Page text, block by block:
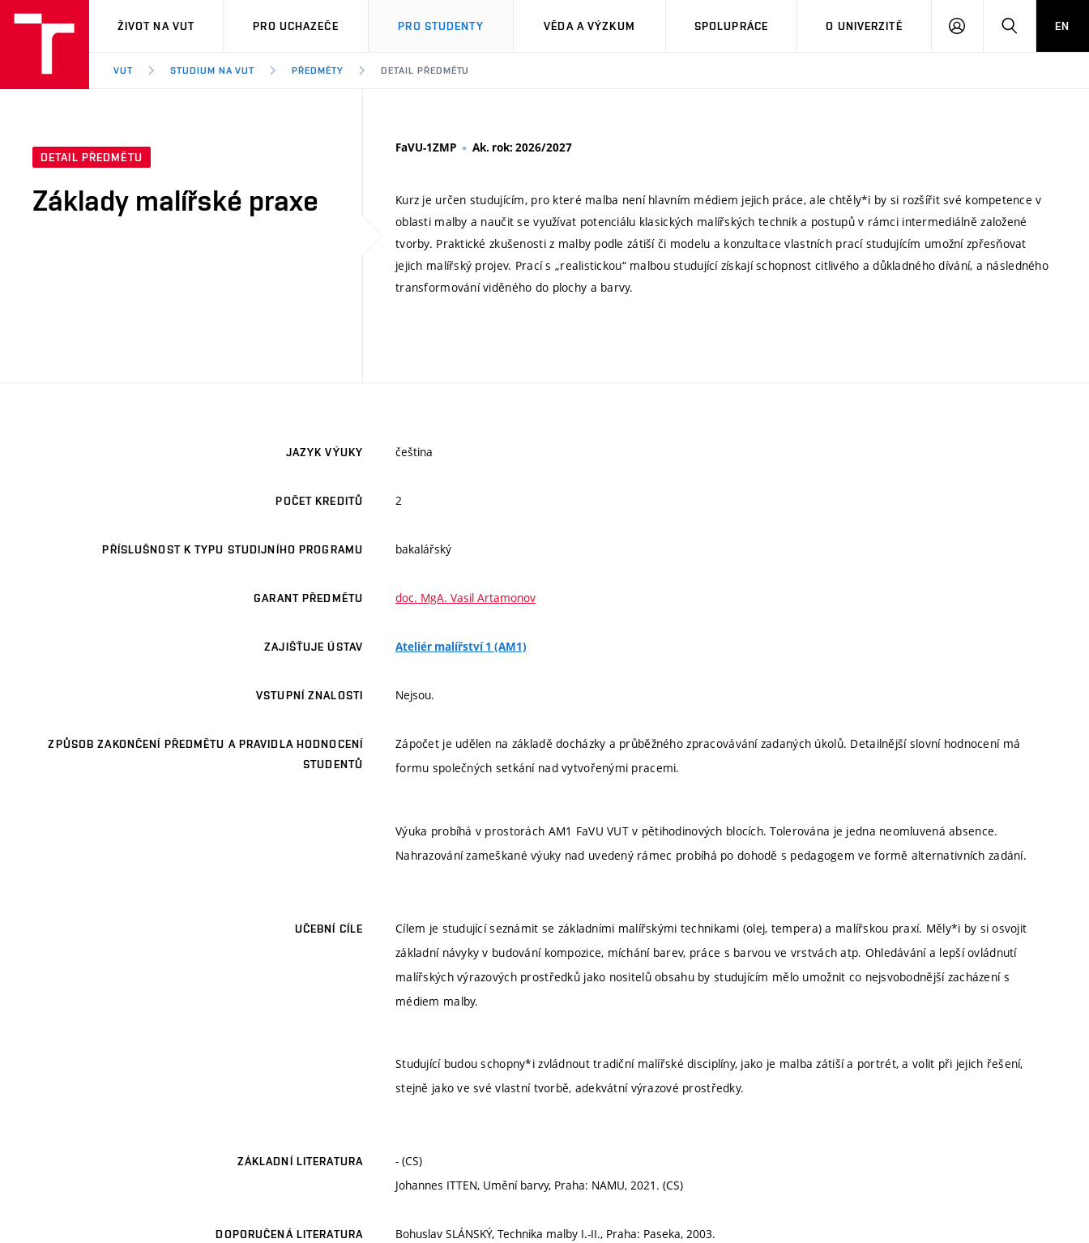
VUT
ŽIVOT NA VUT PRO UCHAZEČE PRO STUDENTY VĚDA A VÝZKUM SPOLUPRÁCE O UNIVERZITĚ
PŘIHLÁSIT HLEDATEN
VUT STUDIUM NA VUT PŘEDMĚTY DETAIL PŘEDMĚTU
DETAIL PŘEDMĚTU
Základy malířské praxe
FaVU-1ZMP Ak. rok: 2026/2027
Kurz je určen studujícím, pro které malba není hlavním médiem jejich práce, ale chtěly*i by si rozšířit své kompetence v
oblasti malby a naučit se využívat potenciálu klasických malířských technik a postupů v rámci intermediálně založené
tvorby. Praktické zkušenosti z malby podle zátiší či modelu a konzultace vlastních prací studujícím umožní zpřesňovat
jejich malířský projev. Prací s „realistickou“ malbou studující získají schopnost citlivého a důkladného dívání, a následného
transformování viděného do plochy a barvy.
JAZYK VÝUKY čeština
POČET KREDITŮ 2
PŘÍSLUŠNOST K TYPU STUDIJNÍHO PROGRAMU bakalářský
GARANT PŘEDMĚTU doc. MgA. Vasil Artamonov
ZAJIŠŤUJE ÚSTAV Ateliér malířství 1 (AM1)
VSTUPNÍ ZNALOSTI Nejsou.
ZPŮSOB ZAKONČENÍ PŘEDMĚTU A PRAVIDLA HODNOCENÍ
STUDENTŮ
Zápočet je udělen na základě docházky a průběžného zpracovávání zadaných úkolů. Detailnější slovní hodnocení má
formu společných setkání nad vytvořenými pracemi.
Výuka probíhá v prostorách AM1 FaVU VUT v pětihodinových blocích. Tolerována je jedna neomluvená absence.
Nahrazování zameškané výuky nad uvedený rámec probíhá po dohodě s pedagogem ve formě alternativních zadání.
UČEBNÍ CÍLE
Cílem je studující seznámit se základními malířskými technikami (olej, tempera) a malířskou praxí. Měly*i by si osvojit
základní návyky v budování kompozice, míchání barev, práce s barvou ve vrstvách atp. Ohledávání a lepší ovládnutí
malířských výrazových prostředků jako nositelů obsahu by studujícím mělo umožnit co nejsvobodnější zacházení s
médiem malby.
Studující budou schopny*i zvládnout tradiční malířské disciplíny, jako je malba zátiší a portrét, a volit při jejich řešení,
stejně jako ve své vlastní tvorbě, adekvátní výrazové prostředky.
ZÁKLADNÍ LITERATURA
- (CS)
Johannes ITTEN, Umění barvy, Praha: NAMU, 2021. (CS)
DOPORUČENÁ LITERATURA
Bohuslav SLÁNSKÝ, Technika malby I.-II., Praha: Paseka, 2003.